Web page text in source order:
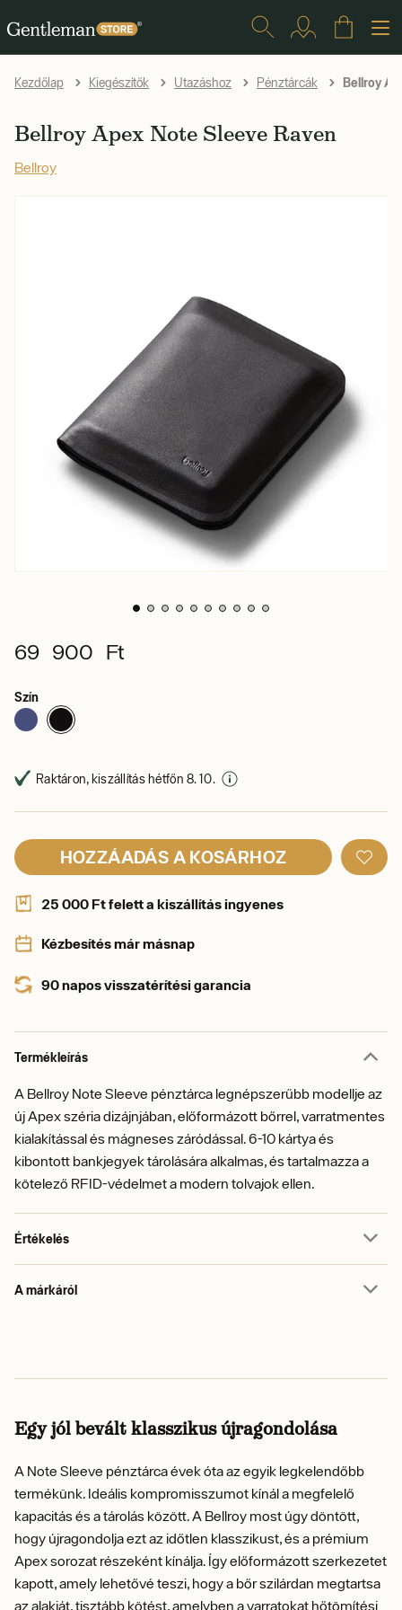
Kezdőlap Kiegészítők Utazáshoz Pénztárcák Bellroy
Bellroy Apex Note Sleeve Raven
Bellroy
69 900 Ft
Szín
Raktáron, kiszállítás hétfőn 8. 10.
HOZZÁADÁS A KOSÁRHOZ
25 000 Ft felett a kiszállítás ingyenes
Kézbesítés már másnap
90 napos visszatérítési garancia
Termékleírás
A Bellroy Note Sleeve pénztárca legnépszerűbb modellje az
új Apex széria dizájnjában, előformázott bőrrel, varratmentes
kialakítással és mágneses záródással. 6-10 kártya és
kibontott bankjegyek tárolására alkalmas, és tartalmazza a
kötelező RFID-védelmet a modern tolvajok ellen.
Értékelés
A márkáról
Egy jól bevált klasszikus újragondolása
A Note Sleeve pénztárca évek óta az egyik legkelendőbb
termékünk. Ideális kompromisszumot kínál a megfelelő
kapacitás és a tárolás között. A Bellroy most úgy döntött,
hogy újragondolja ezt az időtlen klasszikust, és a prémium
Apex sorozat részeként kínálja. Így előformázott szerkezetet
kapott, amely lehetővé teszi, hogy a bőr szilárdan megtartsa
az alakját, tisztább kötést, amelyben a varratokat hőtömítési